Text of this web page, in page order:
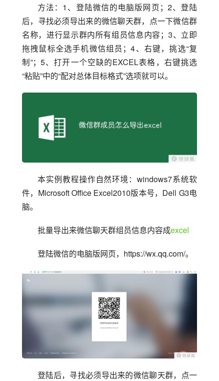
方法：1、登陆微信的电脑版网页；2、登陆
后，寻找必须导出来的微信聊天群，点一下微信群
名称，进行显示群内所有组员信息内容；3、立即
拖拽鼠标全选手机微信组员；4、右键，挑选“复
制”；5、打开一个空缺的EXCEL表格，右键挑选
“粘贴”中的“配对总体目标格式”选项就可以。
本实例教程操作自然环境：windows7系统软
件，Microsoft Office Excel2010版本号，Dell G3电
脑。
批量导出来微信聊天群组员信息内容成excel
登陆微信的电脑版网页，https://wx.qq.com/。
登陆后，寻找必须导出来的微信聊天群，点一